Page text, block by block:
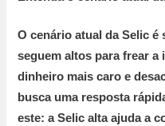
O cenário atual da Selic é
seguem altos para frear a
dinheiro mais caro e
busca uma resposta
este: a Selic alta ajuda a